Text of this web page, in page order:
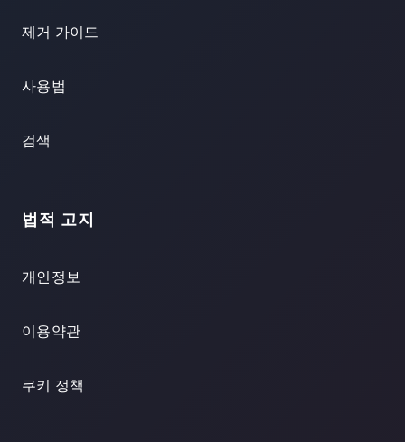
제거 가이드
사용법
검색
법적 고지
개인정보
이용약관
쿠키 정책